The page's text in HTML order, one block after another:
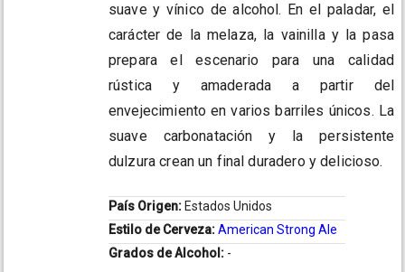
suave y vínico de alcohol. En el paladar, el
carácter de la melaza, la vainilla y la pasa
prepara el escenario para una calidad
rústica y amaderada a partir del
envejecimiento en varios barriles únicos. La
suave carbonatación y la persistente
dulzura crean un final duradero y delicioso.
País Origen: Estados Unidos
Estilo de Cerveza:American Strong Ale
Grados de Alcohol: -